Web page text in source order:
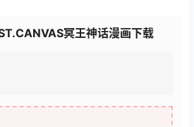
冥王神话漫画下载